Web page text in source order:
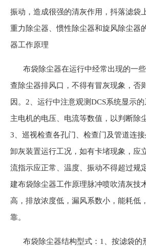
振动，造成很强的清灰作用，抖落滤袋
重力除尘器、惯性除尘器和旋风除尘器
器工作原理
布袋除尘器在运行中经常出现的一
查除尘器排风口，不得有冒灰现象，否
因。2、运行中注意观测DCS系统显示
主电机的电压、电流等数值，以判断除
3、巡视检查各孔门、检查门及管道连
卸灰装置运行工况，如有卡堵现象，应
流指示应正常、温度、振动不得超过规
建布袋除尘器工作原理脉冲喷吹清灰技
高，排放浓度低，漏风系数小，能耗低
靠。
布袋除尘器结构型式：1、按滤袋的